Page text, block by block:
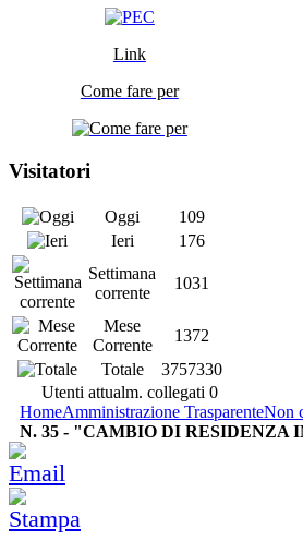
Link
Come fare per
Visitatori
Oggi
109
Ieri
176
Settimana
corrente
1031
Mese
Corrente
1372
Totale
3757330
Utenti attualm. collegati 0
HomeAmministrazione TrasparenteNon
N. 35 - "CAMBIO DI RESIDENZA